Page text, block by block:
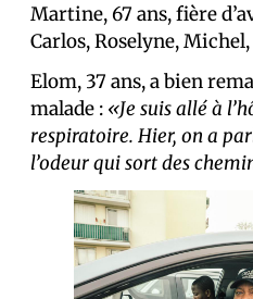
Martine, 67 ans, fière
Carlos, Roselyne,
Elom, 37 ans, a bien
malade : «Je suis allé à
respiratoire. Hier, on a
l’odeur qui sort des